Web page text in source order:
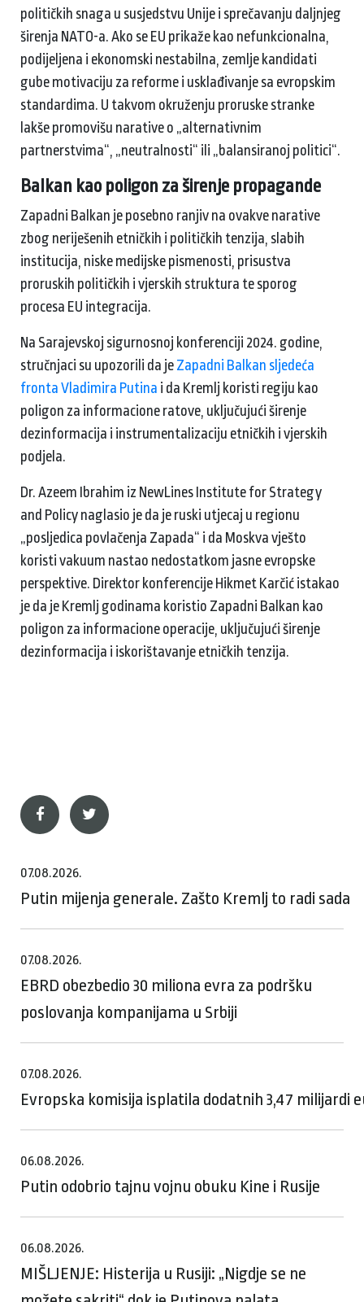
političkih snaga u susjedstvu Unije i sprečavanju daljnjeg
širenja NATO-a. Ako se EU prikaže kao nefunkcionalna,
podijeljena i ekonomski nestabilna, zemlje kandidati
gube motivaciju za reforme i usklađivanje sa evropskim
standardima. U takvom okruženju proruske stranke
lakše promovišu narative o „alternativnim
partnerstvima“, „neutralnosti“ ili „balansiranoj politici“.
Balkan kao poligon za širenje propagande
Zapadni Balkan je posebno ranjiv na ovakve narative
zbog neriješenih etničkih i političkih tenzija, slabih
institucija, niske medijske pismenosti, prisustva
proruskih političkih i vjerskih struktura te sporog
procesa EU integracija.
Na Sarajevskoj sigurnosnoj konferenciji 2024. godine,
stručnjaci su upozorili da je Zapadni Balkan sljedeća
fronta Vladimira Putina i da Kremlj koristi regiju kao
poligon za informacione ratove, uključujući širenje
dezinformacija i instrumentalizaciju etničkih i vjerskih
podjela.
Dr. Azeem Ibrahim iz NewLines Institute for Strategy
and Policy naglasio je da je ruski utjecaj u regionu
„posljedica povlačenja Zapada“ i da Moskva vješto
koristi vakuum nastao nedostatkom jasne evropske
perspektive. Direktor konferencije Hikmet Karčić istakao
je da je Kremlj godinama koristio Zapadni Balkan kao
poligon za informacione operacije, uključujući širenje
dezinformacija i iskorištavanje etničkih tenzija.
07.08.2026.
Putin mijenja generale. Zašto Kremlj to radi sada
07.08.2026.
EBRD obezbedio 30 miliona evra za podršku
poslovanja kompanijama u Srbiji
07.08.2026.
Evropska komisija isplatila dodatnih 3,47 milijardi
06.08.2026.
Putin odobrio tajnu vojnu obuku Kine i Rusije
06.08.2026.
MIŠLJENJE: Histerija u Rusiji: „Nigdje se ne